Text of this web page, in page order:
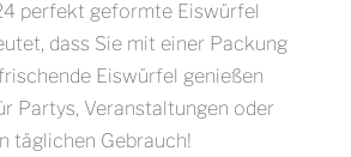
perfekt geformte Eiswürfel
dass Sie mit einer Packung
Eiswürfel genießen
Partys, Veranstaltungen oder
täglichen Gebrauch!